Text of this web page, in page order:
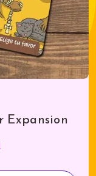
Expansion